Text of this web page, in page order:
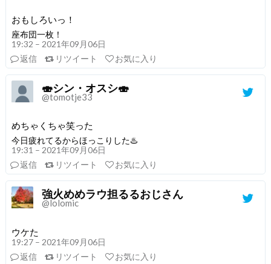
おもしろいっ！
座布団一枚！
19:32 – 2021年09月06日
返信
リツイート お気に入り
🍣シン・オスシ🍣
@tomotje33
めちゃくちゃ笑った
今日疲れてるからほっこりした♨️
19:31 – 2021年09月06日
返信
リツイート お気に入り
強火めめラウ担るるおじさん
@lolomic
ウケた
19:27 – 2021年09月06日
返信
リツイート お気に入り